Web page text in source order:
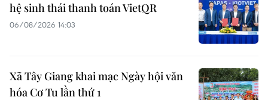
hệ sinh thái thanh toán VietQR
06/08/2026 14:03
Xã Tây Giang khai mạc Ngày hội văn
hóa Cơ Tu lần thứ 1